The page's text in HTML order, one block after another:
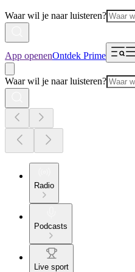
Waar wil je naar luisteren?
App openenOntdek Prime
Waar wil je naar luisteren?
Radio
Podcasts
Live sport